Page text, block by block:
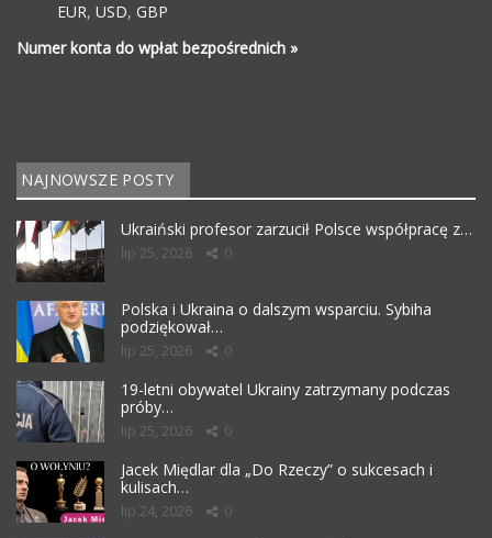
EUR, USD, GBP
Numer konta do wpłat bezpośrednich »
NAJNOWSZE POSTY
Ukraiński profesor zarzucił Polsce współpracę z…
lip 25, 2026 0
Polska i Ukraina o dalszym wsparciu. Sybiha
podziękował…
lip 25, 2026 0
19-letni obywatel Ukrainy zatrzymany podczas
próby…
lip 25, 2026 0
Jacek Międlar dla „Do Rzeczy” o sukcesach i
kulisach…
lip 24, 2026 0